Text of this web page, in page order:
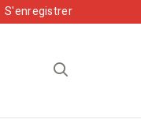
S'enregistrer